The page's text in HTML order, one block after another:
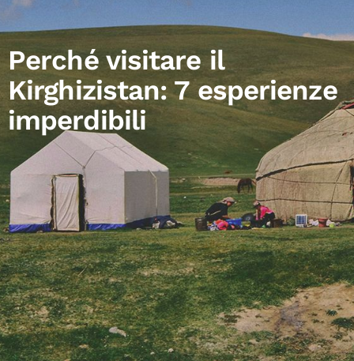
Perché visitare il
Kirghizistan: 7 esperienze
imperdibili